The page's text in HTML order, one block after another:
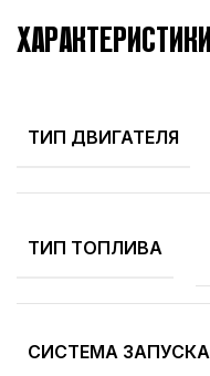
ХАРАКТЕРИСТИКИ
ТИП ДВИГАТЕЛЯ
ТИП ТОПЛИВА
СИСТЕМА ЗАПУСКА